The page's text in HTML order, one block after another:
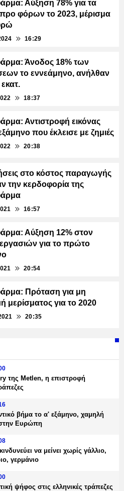
Αύξηση 78% για τα
φόρων το 2023, μέρισμα
16:29
Άνοδος 18% των
το εννεάμηνο, ανήλθαν
18:37
Αντιστροφή εικόνας
που έκλεισε με ζημιές
20:38
στο κόστος παραγωγής
την κερδοφορία της
16:57
Αύξηση 12% στον
για το πρώτο
20:54
Πρόταση για μη
μερίσματος για το 2020
20:35
της Metlen, η επιστροφή
βήμα το α' εξάμηνο, χαμηλή
στην Ευρώπη
να μείνει χωρίς γάλλιο,
γερμάνιο
ψήφος στις ελληνικές τράπεζες